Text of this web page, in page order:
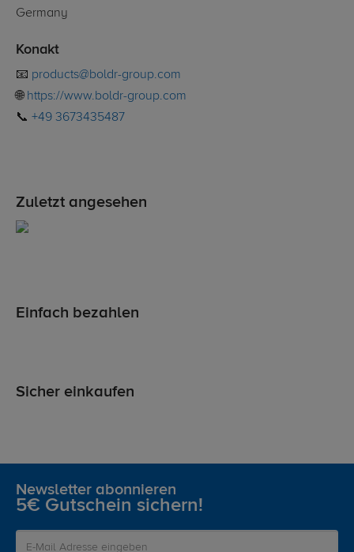
Germany
Konakt
📧 products@boldr-group.com
🌐 https://www.boldr-group.com
📞 +49 3673435487
Zuletzt angesehen
Einfach bezahlen
Sicher einkaufen
Newsletter abonnieren
5€ Gutschein sichern!